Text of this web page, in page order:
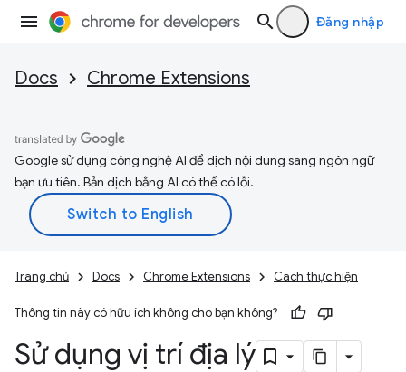
Đăng nhập
Docs Chrome Extensions
Google sử dụng công nghệ AI để dịch nội dung sang ngôn ngữ
bạn ưu tiên. Bản dịch bằng AI có thể có lỗi.
Trang chủ Docs Chrome Extensions Cách thực hiện
Thông tin này có hữu ích không cho bạn không?
Sử dụng vị trí địa lý